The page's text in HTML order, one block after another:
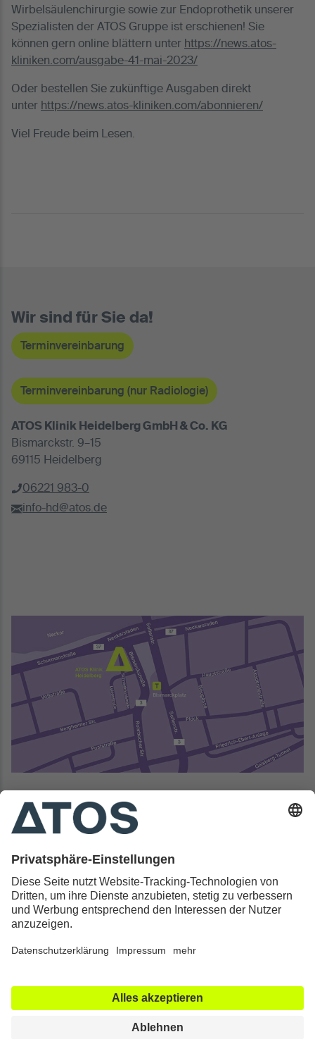
Wirbelsäulenchirurgie sowie zur Endoprothetik unserer
Spezialisten der ATOS Gruppe ist erschienen! Sie
können gern online blättern unter https://news.atos-
kliniken.com/ausgabe-41-mai-2023/
Oder bestellen Sie zukünftige Ausgaben direkt
unter https://news.atos-kliniken.com/abonnieren/
Viel Freude beim Lesen.
Wir sind für Sie da!
Terminvereinbarung
Terminvereinbarung (nur Radiologie)
ATOS Klinik Heidelberg GmbH & Co. KG
Bismarckstr. 9–15
69115 Heidelberg
06221 983-0
info-hd@atos.de
Kontakt & Rechtliches
Alle ATOS Kliniken